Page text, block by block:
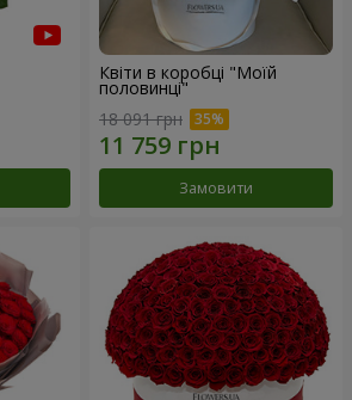
Квіти в коробці "Моїй
половинці"
18 091 грн
Замовити